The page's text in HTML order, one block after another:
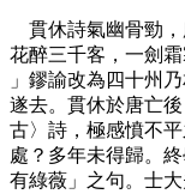
貫休詩氣幽骨勁，
花醉三千客，一劍霜
」鏐諭改為四十州
遂去。貫休於唐亡
古〉詩，極感憤不
處？多年未得歸。
有綠薇」之句。士